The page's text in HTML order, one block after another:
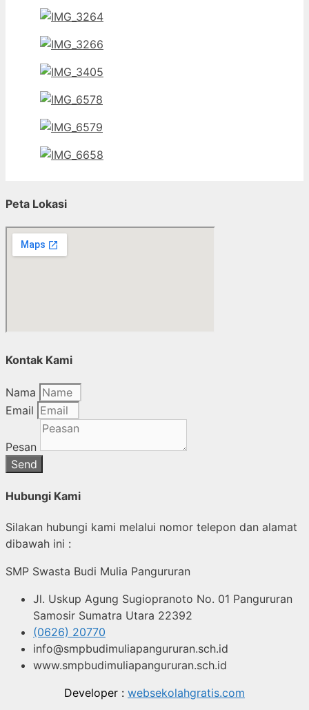
Peta Lokasi
Kontak Kami
Nama
Email
Pesan
Send
Hubungi Kami
Silakan hubungi kami melalui nomor telepon dan alamat
dibawah ini :
SMP Swasta Budi Mulia Pangururan
Jl. Uskup Agung Sugiopranoto No. 01 Pangururan
Samosir Sumatra Utara 22392
(0626) 20770
info@smpbudimuliapangururan.sch.id
www.smpbudimuliapangururan.sch.id
Developer : websekolahgratis.com